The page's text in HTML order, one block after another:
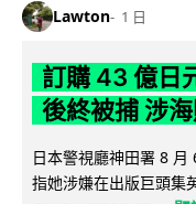
Lawton 1 日
訂購 43 億日
後終被捕 涉
日本警視廳神田署 8 月
指她涉嫌在出版巨頭集